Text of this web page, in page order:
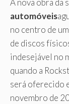
A nova obra da
automóveis
no centro de
de discos
indesejável no
quando a
será oferecido
novembro de